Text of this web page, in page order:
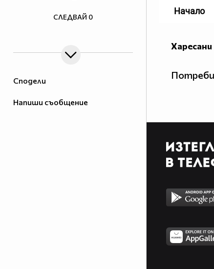
Сподели
Напиши съобщение
СЛЕДВАЙ 0
Харесани
Начало